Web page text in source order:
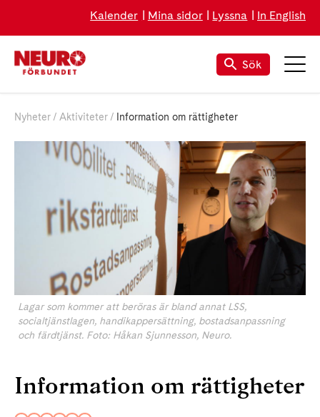
Kalender Mina sidor Lyssna In English
Sök
Nyheter Aktiviteter Information om rättigheter
Lagar som kommer att beröras är bland annat LSS,
socialtjänstlagen, handikappersättning, bostadsanpassning
och färdtjänst. Foto: Håkan Sjunnesson, Neuro.
Information om rättigheter